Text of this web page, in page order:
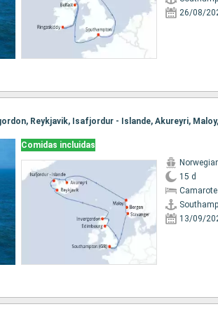
26/08/
Comidas incluidas
15 d
13/09/